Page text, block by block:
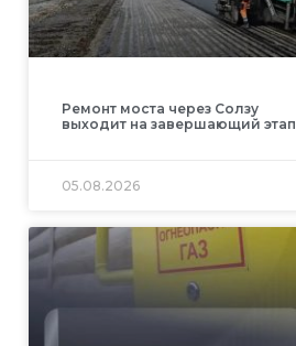
Ремонт моста через Солзу
выходит на завершающий этап
05.08.2026